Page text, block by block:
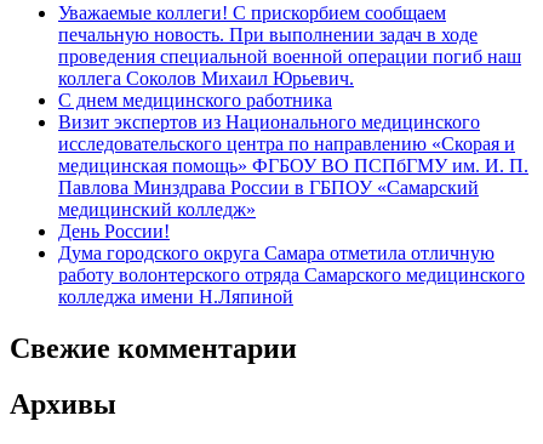
Уважаемые коллеги! С прискорбием сообщаем
печальную новость. При выполнении задач в ходе
проведения специальной военной операции погиб наш
коллега Соколов Михаил Юрьевич.
С днем медицинского работника
Визит экспертов из Национального медицинского
исследовательского центра по направлению «Скорая и
медицинская помощь» ФГБОУ ВО ПСПбГМУ им. И. П.
Павлова Минздрава России в ГБПОУ «Самарский
медицинский колледж»
День России!
Дума городского округа Самара отметила отличную
работу волонтерского отряда Самарского медицинского
колледжа имени Н.Ляпиной
Свежие комментарии
Архивы